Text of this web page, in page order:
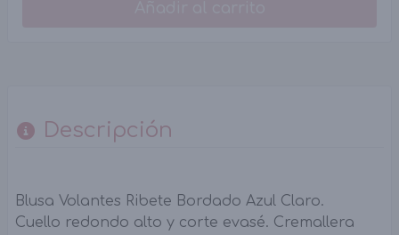
Descripción
Blusa Volantes Ribete Bordado Azul Claro.
Cuello redondo alto y corte evasé. Cremallera